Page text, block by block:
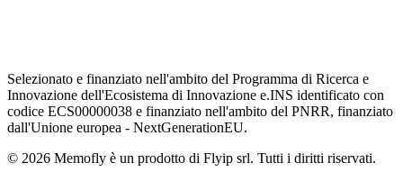
Selezionato e finanziato nell'ambito del Programma di Ricerca e
Innovazione dell'Ecosistema di Innovazione e.INS identificato con
codice ECS00000038 e finanziato nell'ambito del PNRR, finanziato
dall'Unione europea - NextGenerationEU.
© 2026 Memofly è un prodotto di Flyip srl. Tutti i diritti riservati.